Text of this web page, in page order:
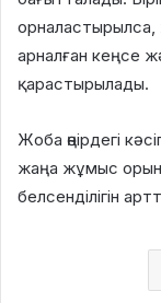
орналастырылса,
арналған кеңсе
қарастырылады.
Жоба өңірдегі
жаңа жұмыс
белсенділігін